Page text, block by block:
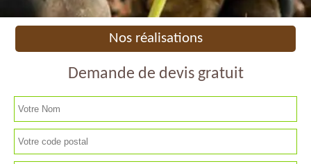
Nos réalisations
Demande de devis gratuit